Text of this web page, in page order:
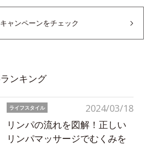
キャンペーンをチェック
ンキング
2024/03/18
ライフスタイル
リンパの流れを図解！正しい
リンパマッサージでむくみを